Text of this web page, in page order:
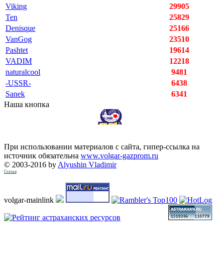
Viking
29905
Ten
25829
Denisque
25166
VanGog
23510
Pashtet
19614
VADIM
12218
naturalcool
9481
-USSR-
6438
Sanek
6341
Наша кнопка
При использовании материалов с сайта, гипер-ссылка на
источник обязательна www.volgar-gazprom.ru
© 2003-2016 by Alyushin Vladimir
Статьи
volgar-mainlink